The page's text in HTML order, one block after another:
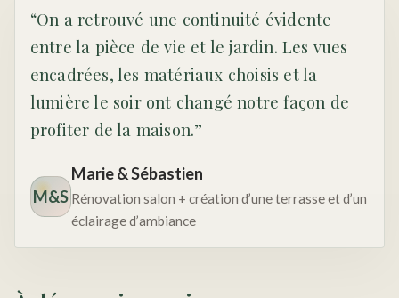
“On a retrouvé une continuité évidente
entre la pièce de vie et le jardin. Les vues
encadrées, les matériaux choisis et la
lumière le soir ont changé notre façon de
profiter de la maison.”
M&S
Marie & Sébastien
Rénovation salon + création d’une terrasse et d’un
éclairage d’ambiance